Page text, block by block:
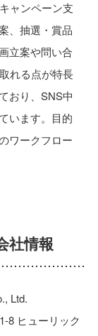
ャンペーン支
、抽選・賞品
立案や問い合
れる点が特長
おり、SNS中
います。目的
ワークフロー
社情報
Ltd.
8 ヒューリック